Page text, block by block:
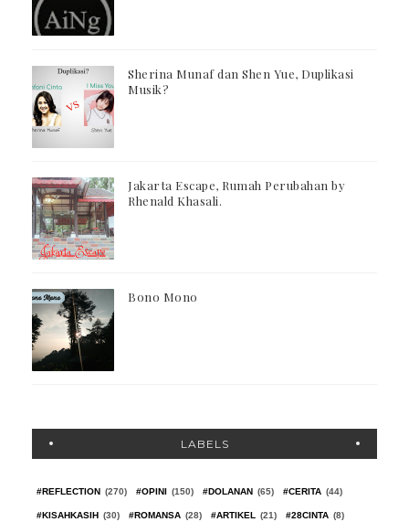
Sherina Munaf dan Shen Yue, Duplikasi
Musik?
Jakarta Escape, Rumah Perubahan by
Rhenald Khasali.
Bono Mono
LABELS
#REFLECTION (270) #OPINI (150) #DOLANAN (65) #CERITA (44)
#KISAHKASIH (30) #ROMANSA (28) #ARTIKEL (21) #28CINTA (8)